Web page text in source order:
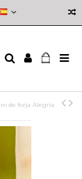
de forja Alegría